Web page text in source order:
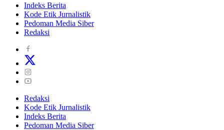
Indeks Berita
Kode Etik Jurnalistik
Pedoman Media Siber
Redaksi
Redaksi
Kode Etik Jurnalistik
Indeks Berita
Pedoman Media Siber